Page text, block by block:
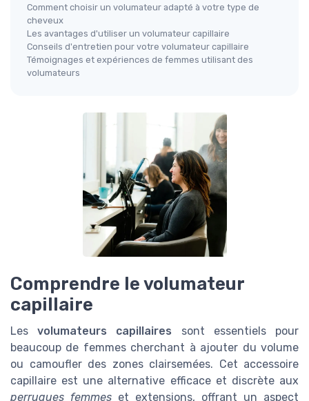
Comment choisir un volumateur adapté à votre type de
cheveux
Les avantages d'utiliser un volumateur capillaire
Conseils d'entretien pour votre volumateur capillaire
Témoignages et expériences de femmes utilisant des
volumateurs
Comprendre le volumateur
capillaire
Lesvolumateurs capillaires sont essentiels pour
beaucoup de femmes cherchant à ajouter du volume
ou camoufler des zones clairsemées. Cet accessoire
capillaire est une alternative efficace et discrète aux
perruques femmes et extensions, offrant un aspect